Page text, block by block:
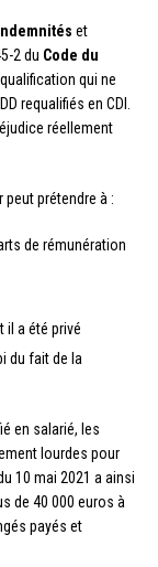
et
2 du Code du
qui ne
requalifiés en CDI.
réellement
prétendre à :
de rémunération
il a été privé
du fait de la
en salarié, les
lourdes pour
10 mai 2021 a ainsi
de 40 000 euros à
payés et